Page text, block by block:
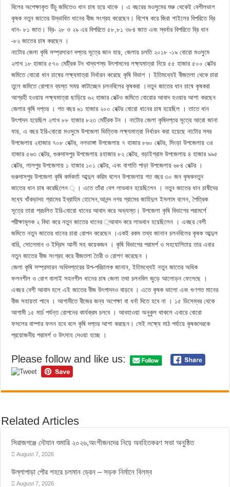
বিলের অপেক্ষাকৃত উঁচু জমিতেও ধান চাষ হয়ে থাকে । এ বছরের মওসুমের শুরু থেকেই বেশীলভাগ
কৃষক নতুন জাতের উদ্ভাবিত ধানের বীজ সংগ্রহ করেছেন। বিশেষ করে জিরা শাইলের বিপরিতে ব্রি
ধান- ৮১ জাত। ব্রি- ২৮ ও ২৯ এর বিপরিতে ৫৮,৮১ ও৮৪ জাত এবং স্বর্নার বিপরিতে ব্রি ধান
-৮২ জাতের চাষ করছেন ।
নাটোর জেলা কৃষি সম্প্রসারণ দপ্তর সূত্রে জান যায়, জেলায় চলতি ২০১৮ -১৯ বোরো মওসুমে
২লাখ ১৮ হাজার ৫৭০ মেট্রিক টন খাদ্যশস্য উৎপাদনের লক্ষ্যমাত্রা নিয়ে ৫৫ হাজার ৫০০ হেক্টর
জমিতে বোরো ধান চাষের লক্ষ্যমাত্রা নির্ধারন করেছে কৃষি বিভাগ । ইতিমধ্যেই বীজতলা থেকে চারা
তুলে জমিতে রোপনে ব্যস্ত সময় কাটাচ্ছেন চলনবিলের কৃষকরা ।নতুন জাতের ধান চাষে কৃষকরা
আগ্রহী হওয়ায় লক্ষ্যমাত্রা ছাড়িয়ে ৬২ হাজার হেক্টও জমিতে বোরোর আবাদ হওয়ার আশা করছেন
জেলার কৃষি দপ্তর । গত বছর ৬১ হাজার ২০০ হেক্টর বোরো ধানের চাষ হয়েছিল । তাতে ধান
উৎপাদন হয়েছিল ২লাখ ৮৮ হাজার ৮২৩ মেট্রিক টন । নাটোর জেলা কৃষিদপ্তর সূত্রে আরো জানা
যায়, এ বছর ইরি-বোরো মওসুমে উপজেলা ভিত্তিক লক্ষ্যমাত্রা নির্ধারন করা হয়েছে নাটোর সদর
উপজেলায় ২হাজার ৭০৮ হেক্টর, নলডাঙ্গা উপজেলায় ৭ হাজার ৮৬০ হেক্টর, সিংড়া উপজেলায় ৩৪
হাজার ৫৬৩ হেক্টর, গুরুদাসপুর উপজেলায় ৪হাজার ৮২ হেক্টর, বড়াইগ্রাম উপজেলায় ৪ হাজার ৯৯৫
হেক্টর, লালপুর উপজেলায় ১ হাজার ১০১ হেক্টর, এবং বাগাতি পাড়া উপজেলায় ৬৮৪ হেক্টর ।
গুরুদাসপুর উপজেলা কৃষি কর্মকর্তা আব্দুল করিম বলেন উপজেলায় গত বছর ৩০ জন কৃষকনতুন
জাতের ধান চাষ করেছিলেন ্ । এতে তাঁরা বেশ লাভবান হয়েছিলেন । নতুন জাতের ধান চাষীদের
মধ্যে খাঁকড়াদহ গ্রামের ইব্রাহিম হোসেন,আনন্দ নগর গ্রামের জাহিদুল ইসলাম বলেন, পৈত্রিক
সূত্রে তারা প্রচলিত ইরি-বোরো ধানের আবাদ করে অভ্যস্ত। উপজেলা কৃষি বিভাগের পরামর্শে
পরীক্ষামূলক ২ বিঘা করে নতুন জাতের ধানের ্আবাদ করে লাভবান হয়েছিলেন । এবছর বেশী
জমিতে নতুন জাতের ধানের চারা রোপন করেছেন ।একই রকম তথ্য জানান চলনবিলের কৃষক আব্দুল
বারি, সোলেমান ও ইদ্রিস আলী সহ কয়েকজন । কৃষি বিভাগের পরামর্শ ও সহযোগিতায় তার এবার
নতুন জাতের বীজ সংগ্রহ করে বীজতলা তৈরী ও রোপণ করেছেন ।
জেলা কৃষি সম্প্রসারন অধিদপ্তরের উপ-পরিচালক জানান, ইতিমধ্যেই নতুন জাতের অধিক
ফলনশীল ও রোগ বালাই সহনশীল ধানের চাষ জেলা তথা চলনবিল জুড়ে আলোড়ন ফেলেছে ।
এবছর বেশী আবাদ হলে এই জাতের বীজ উৎপাদনও বাড়বে । এতে কৃষক ভালো এবং গুণগত মানের
বীজ সহায়তা পাবে । আগামীতে বীজের জন্য অপেক্ষা বা ধর্না দিতে হবে না । ১৫ ডিসেম্বর থেকে
আগামী ১৫ মার্চ পর্যন্ত রোপনের কার্যক্রম চলবে । আবহাওয়া অনুকুল থাকলে এবারে বোরো
ফসলের বাম্পার ফলন হবে বলে কৃষি দপ্তর আশা করছেন। সেই লক্ষ্যে মাঠ পর্যায়ে কৃষকদেরকে
প্রয়োজনীয় পরামর্শ ও উৎসাহ দেওয়া হচ্ছে ।
Please follow and like us:
Related Articles
সিরাজগঞ্জে নৌযান শুমারি ২০২৬,অংশীজনদের নিয়ে অবহিতকরণ সভা অনুষ্ঠিত
August 7, 2026
উল্লাপাড়া পৌর শহরে চলমান ড্রেন – সড়ক নির্মানে বিলম্ব
August 7, 2026